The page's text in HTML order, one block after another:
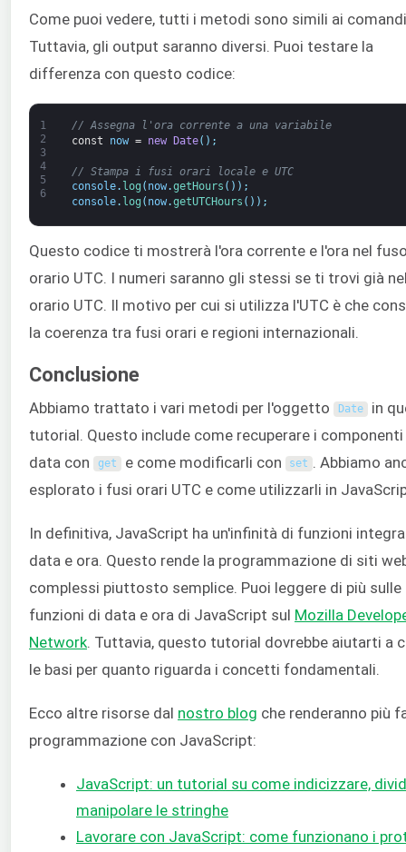
Come puoi vedere, tutti i metodi sono simili ai
Tuttavia, gli output saranno diversi. Puoi testare la
differenza con questo codice:
1
2
3
4
5
6
// Assegna l'ora corrente a una variabile
const
now = new Date( ) ;
// Stampa i fusi orari locale e UTC
console. log ( now.getHours ( ) ) ;
console. log ( now.getUTCHours ( ) ) ;
Questo codice ti mostrerà l'ora corrente e l'ora nel
orario UTC. I numeri saranno gli stessi se ti trovi già
orario UTC. Il motivo per cui si utilizza l'UTC è che
la coerenza tra fusi orari e regioni internazionali.
Conclusione
Abbiamo trattato i vari metodi per l'oggetto Date in
tutorial. Questo include come recuperare i
data con
get e come modificarli con set
. Abbiamo
esplorato i fusi orari UTC e come utilizzarli in
In definitiva, JavaScript ha un'infinità di funzioni
data e ora. Questo rende la programmazione di siti
complessi piuttosto semplice. Puoi leggere di più sulle
funzioni di data e ora di JavaScript sul Mozilla
Network. Tuttavia, questo tutorial dovrebbe aiutarti a
le basi per quanto riguarda i concetti fondamentali.
Ecco altre risorse dal nostro blog che renderanno più
programmazione con JavaScript:
JavaScript: un tutorial su come indicizzare,
manipolare le stringhe
Lavorare con JavaScript: come funzionano i